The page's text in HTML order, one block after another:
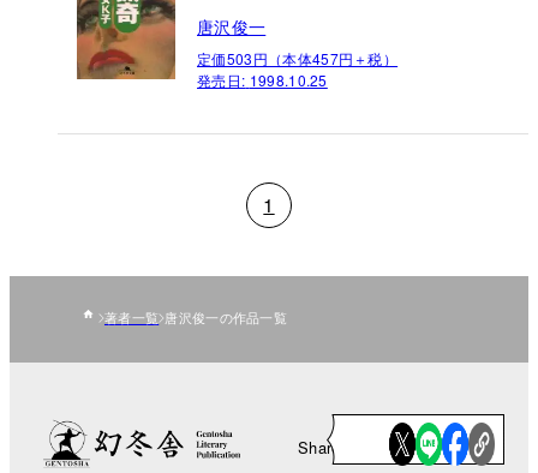
唐沢俊一
定価503円（本体457円＋税）
発売日: 1998.10.25
1
著者一覧 唐沢俊一の作品一覧
Share